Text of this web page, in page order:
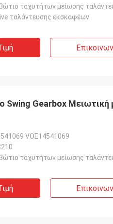
ταχυτήτων μείωσης
ταλάντευσης εκσκαφέων
Swing Gearbox
VOE14541069
ταχυτήτων μείωσης